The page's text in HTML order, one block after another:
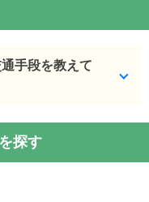
手段を教えて
目9番19号
探す